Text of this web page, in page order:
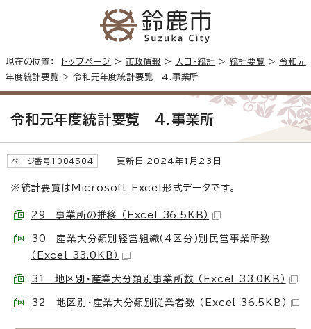
現在の位置： トップページ > 市政情報 > 人口・統計 > 統計要覧 >令和元
年度統計要覧 > 令和元年度統計要覧 4.事業所
令和元年度統計要覧 4.事業所
ページ番号1004504 更新日 2024年1月23日
※統計要覧はMicrosoft Excel形式データです。
29 事業所の推移 （Excel 36.5KB）
30 産業大分類別経営組織（4区分）別民営事業所数
（Excel 33.0KB）
31 地区別・産業大分類別事業所数 （Excel 33.0KB）
32 地区別・産業大分類別従業者数 （Excel 36.5KB）